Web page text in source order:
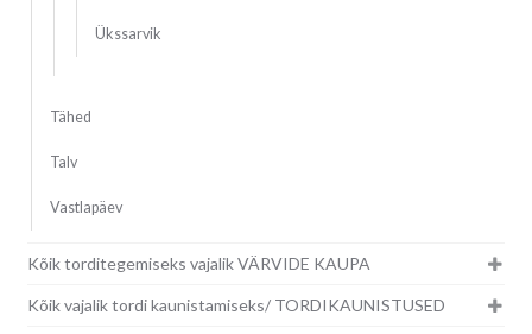
Ükssarvik
Tähed
Talv
Vastlapäev
Kõik torditegemiseks vajalik VÄRVIDE KAUPA
Kõik vajalik tordi kaunistamiseks/ TORDIKAUNISTUSED